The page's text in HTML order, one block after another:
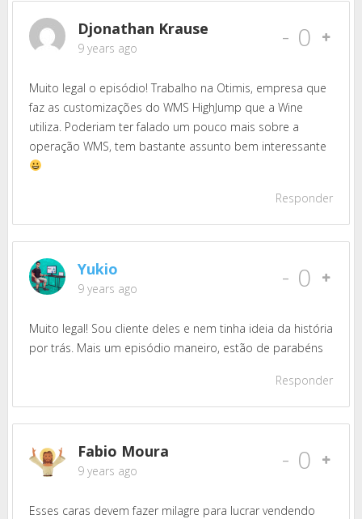
Djonathan Krause
9 years ago - 0
Muito legal o episódio! Trabalho na Otimis, empresa que
faz as customizações do WMS HighJump que a Wine
utiliza. Poderiam ter falado um pouco mais sobre a
operação WMS, tem bastante assunto bem interessante
Responder
Yukio
9 years ago - 0
Muito legal! Sou cliente deles e nem tinha ideia da história
por trás. Mais um episódio maneiro, estão de parabéns
Responder
Fabio Moura
9 years ago - 0
Esses caras devem fazer milagre para lucrar vendendo